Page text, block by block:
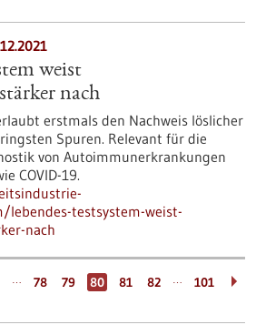
weist
nach
erstmals den Nachweis löslicher
Spuren. Relevant für die
von Autoimmunerkrankungen
COVID-19.
testsystem-weist-
nach
… 78 79 80 81 82 … 101